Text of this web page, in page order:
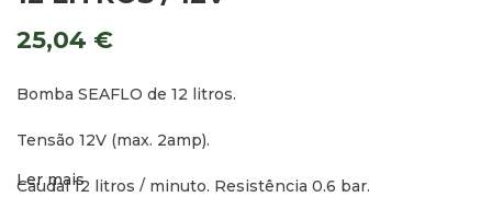
25,04 €
Bomba SEAFLO de 12 litros.
Tensão 12V (max. 2amp).
Caudal 12 litros / minuto. Resistência 0,6 bar.
Ler mais